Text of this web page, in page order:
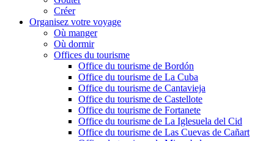
Créer
Organisez votre voyage
Où manger
Où dormir
Offices du tourisme
Office du tourisme de Bordón
Office du tourisme de La Cuba
Office du tourisme de Cantavieja
Office du tourisme de Castellote
Office du tourisme de Fortanete
Office du tourisme de La Iglesuela del Cid
Office du tourisme de Las Cuevas de Cañart